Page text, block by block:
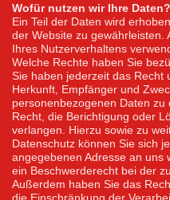
Wofür nutzen wir Ihre Daten?
Ein Teil der Daten wird
der Website zu gewährleisten.
Ihres Nutzerverhaltens
Welche Rechte haben Sie
Sie haben jederzeit das Recht
Herkunft, Empfänger und
personenbezogenen Daten
Recht, die Berichtigung oder
verlangen. Hierzu sowie zu
Datenschutz können Sie sich
angegebenen Adresse an uns
ein Beschwerderecht bei der
Außerdem haben Sie das
die Einschränkung der